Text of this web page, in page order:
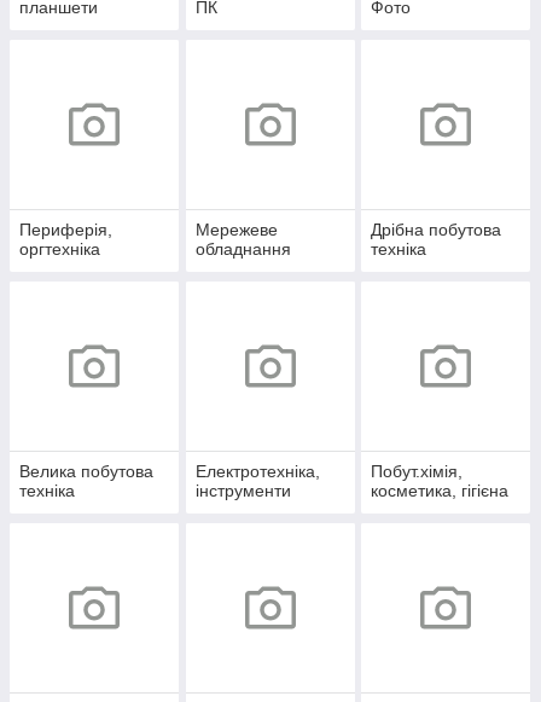
планшети
ПК
Фото
Периферія,
оргтехніка
Мережеве
обладнання
Дрібна побутова
техніка
Велика побутова
техніка
Електротехніка,
інструменти
Побут.хімія,
косметика, гігієна